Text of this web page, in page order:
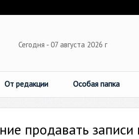
Сегодня - 07 августа 2026 г
От редакции Особая папка
продавать записи